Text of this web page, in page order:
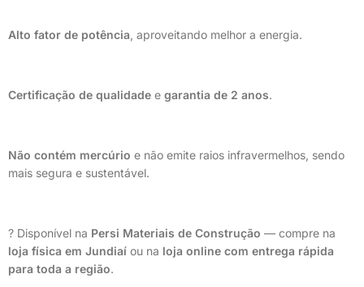
Alto fator de potência , aproveitando melhor a energia.
Certificação de qualidade e garantia de 2 anos.
Não contém mercúrio e não emite raios infravermelhos, sendo
mais segura e sustentável.
? Disponível na Persi Materiais de Construção — compre na
loja física em Jundiaí ou na loja online com entrega rápida
para toda a região.